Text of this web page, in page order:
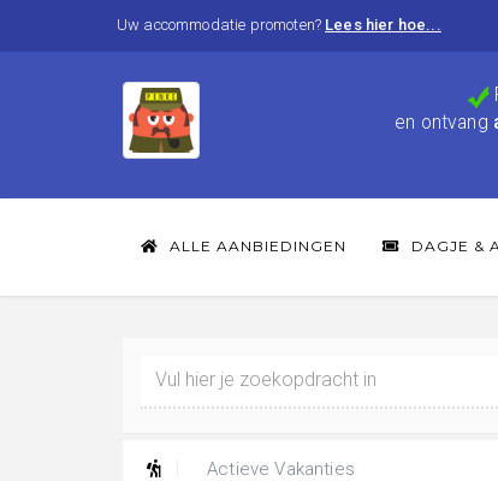
Uw accommodatie promoten? Lees hier hoe...
en ontvang
ALLE AANBIEDINGEN DAGJE &
Actieve Vakanties